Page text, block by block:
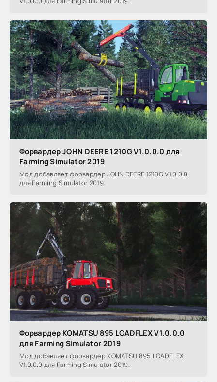
Форвардер JOHN DEERE 1210G V1.0.0.0 для
Farming Simulator 2019
Мод добавляет форвардер JOHN DEERE 1210G V1.0.0.0
для Farming Simulator 2019.
Форвардер KOMATSU 895 LOADFLEX V1.0.0.0
для Farming Simulator 2019
Мод добавляет форвардер KOMATSU 895 LOADFLEX
V1.0.0.0 для Farming Simulator 2019.